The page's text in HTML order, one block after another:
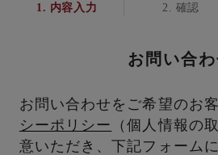
内容入力 確認
お問い合
お問い合わせをご希望のお客
シーポリシー
（個人情報の
意いただき、下記フォーム